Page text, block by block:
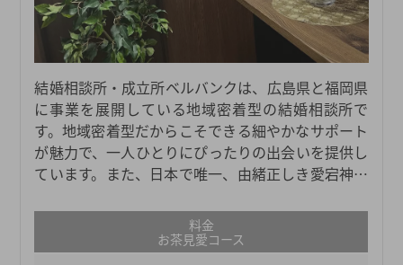
結婚相談所・成立所ベルバンクは、広島県と福岡県
に事業を展開している地域密着型の結婚相談所で
す。地域密着型だからこそできる細やかなサポート
が魅力で、一人ひとりにぴったりの出会いを提供し
ています。また、日本で唯一、由緒正しき愛宕神社
所以上あり日本を代表する神社となり、その中でも
日本三大愛宕といわれる福岡・愛宕神社より公認さ
料金
お茶見愛コース